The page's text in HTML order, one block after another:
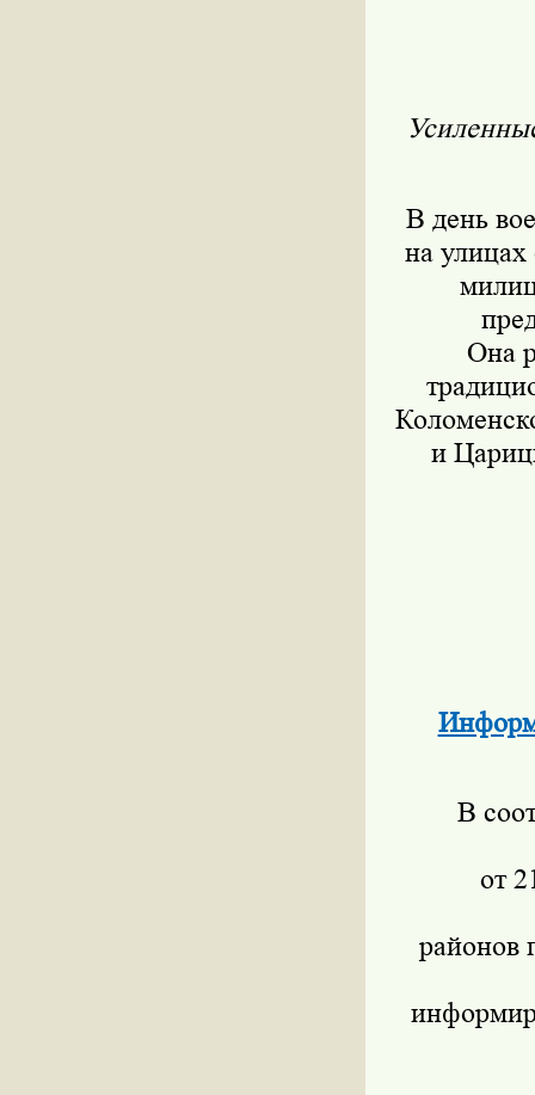
В день
на
Она
и
В
от
районов